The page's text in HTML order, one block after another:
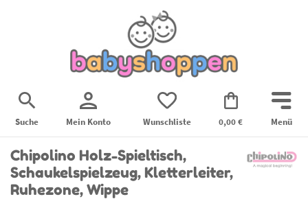
Suche Mein Konto Wunschliste 0,00 € Menü
Chipolino Holz-Spieltisch,
Schaukelspielzeug, Kletterleiter,
Ruhezone, Wippe